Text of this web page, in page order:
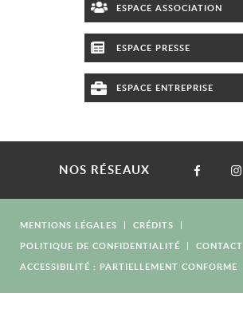
ESPACE ASSOCIATION
ESPACE PRESSE
ESPACE ENTREPRISE
NOS RÉSEAUX
MENTIONS LÉGALES
CRÉDITS
POLITIQUE DE CONFIDENTIALITÉ
CONTACT
ACCESSIBILITÉ : PARTIELLEMENT CONFORME